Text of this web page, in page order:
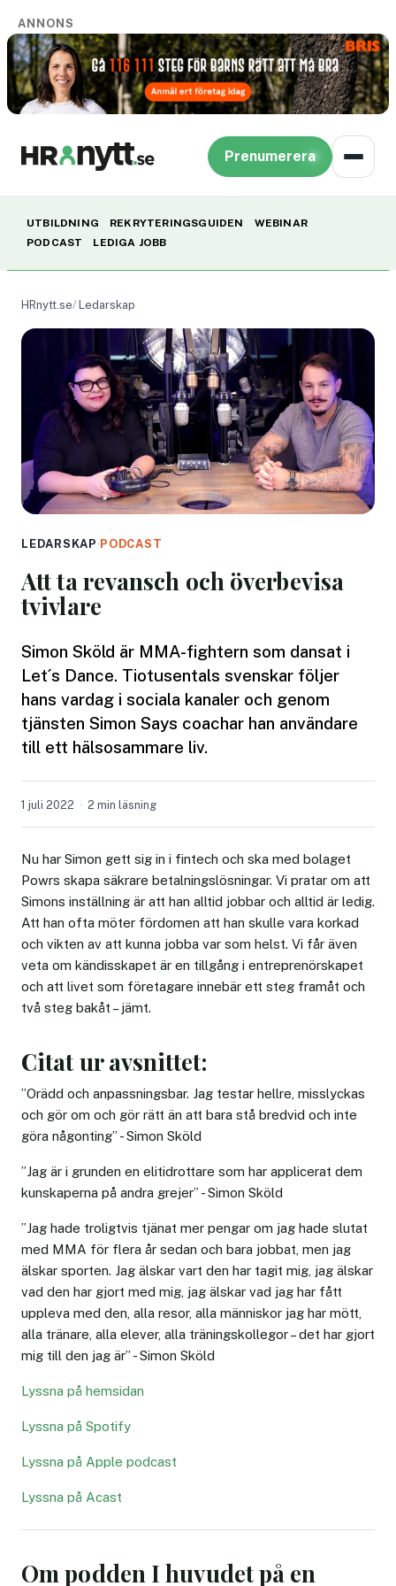
ANNONS
Prenumerera
UTBILDNING REKRYTERINGSGUIDEN
WEBINAR
PODCAST
LEDIGA JOBB
HRnytt.se Ledarskap
LEDARSKAP · PODCAST
Att ta revansch och överbevisa
tvivlare
Simon Sköld är MMA-fightern som dansat i
Let´s Dance. Tiotusentals svenskar följer
hans vardag i sociala kanaler och genom
tjänsten Simon Says coachar han användare
till ett hälsosammare liv.
1 juli 2022 2 min läsning
Nu har Simon gett sig in i fintech och ska med bolaget
Powrs skapa säkrare betalningslösningar. Vi pratar om att
Simons inställning är att han alltid jobbar och alltid är ledig.
Att han ofta möter fördomen att han skulle vara korkad
och vikten av att kunna jobba var som helst. Vi får även
veta om kändisskapet är en tillgång i entreprenörskapet
och att livet som företagare innebär ett steg framåt och
två steg bakåt – jämt.
Citat ur avsnittet:
”Orädd och anpassningsbar. Jag testar hellre, misslyckas
och gör om och gör rätt än att bara stå bredvid och inte
göra någonting” - Simon Sköld
”Jag är i grunden en elitidrottare som har applicerat dem
kunskaperna på andra grejer” - Simon Sköld
”Jag hade troligtvis tjänat mer pengar om jag hade slutat
med MMA för flera år sedan och bara jobbat, men jag
älskar sporten. Jag älskar vart den har tagit mig, jag älskar
vad den har gjort med mig, jag älskar vad jag har fått
uppleva med den, alla resor, alla människor jag har mött,
alla tränare, alla elever, alla träningskollegor – det har gjort
mig till den jag är” - Simon Sköld
Lyssna på hemsidan
Lyssna på Spotify
Lyssna på Apple podcast
Lyssna på Acast
Om podden I huvudet på en